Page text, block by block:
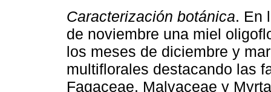
Caracterización botánica. En
de noviembre una miel
los meses de diciembre y
multiflorales destacando las
Fagaceae, Malvaceae y